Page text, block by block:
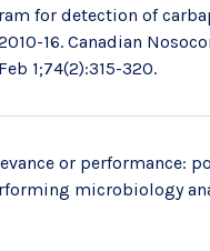
for detection of
16. Canadian
1;74(2):315-320.
or performance:
microbiology